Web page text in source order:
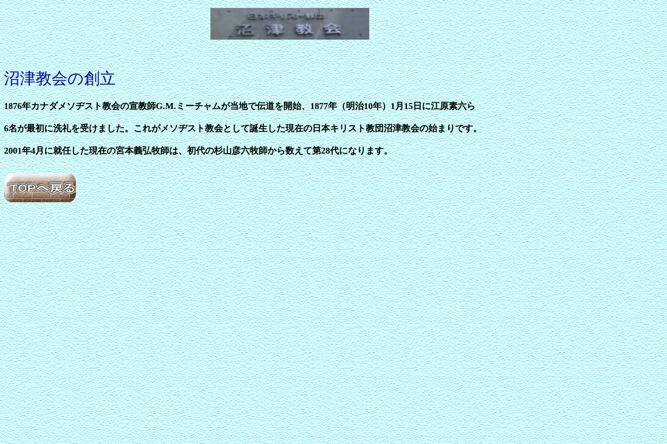
沼津教会の創立
1876年カナダメソヂスト教会の宣教師G.M.ミーチャムが当地で伝道を開始、1877年（明治10年）1月15日に江原素六ら
6名が最初に洗礼を受けました。これがメソヂスト教会として誕生した現在の日本キリスト教団沼津教会の始まりです。
2001年4月に就任した現在の宮本義弘牧師は、初代の杉山彦六牧師から数えて第28代になります。